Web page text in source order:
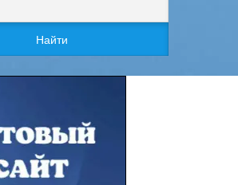
Найти